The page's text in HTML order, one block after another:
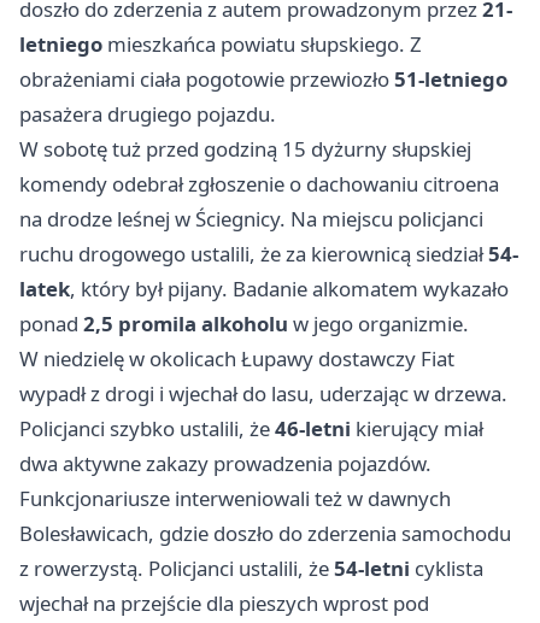
doszło do zderzenia z autem prowadzonym przez21-
letniego mieszkańca powiatu słupskiego. Z
obrażeniami ciała pogotowie przewiozło51-letniego
pasażera drugiego pojazdu.
W sobotę tuż przed godziną 15 dyżurny słupskiej
komendy odebrał zgłoszenie o dachowaniu citroena
na drodze leśnej w Ściegnicy. Na miejscu policjanci
ruchu drogowego ustalili, że za kierownicą siedział54-
latek, który był pijany. Badanie alkomatem wykazało
ponad 2,5 promila alkoholu w jego organizmie.
W niedzielę w okolicach Łupawy dostawczy Fiat
wypadł z drogi i wjechał do lasu, uderzając w drzewa.
Policjanci szybko ustalili, że46-letni kierujący miał
dwa aktywne zakazy prowadzenia pojazdów.
Funkcjonariusze interweniowali też w dawnych
Bolesławicach, gdzie doszło do zderzenia samochodu
z rowerzystą. Policjanci ustalili, że54-letni cyklista
wjechał na przejście dla pieszych wprost pod